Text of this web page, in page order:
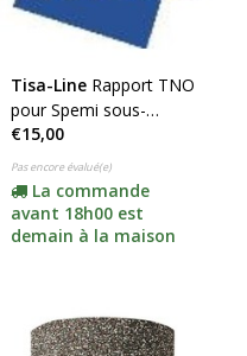
Tisa-Line Rapport TNO
pour Spemi sous-
planchers à la norme de
10 dB
€15,00
Pas encore évalué(e)
La commande
avant 18h00 est
demain à la maison